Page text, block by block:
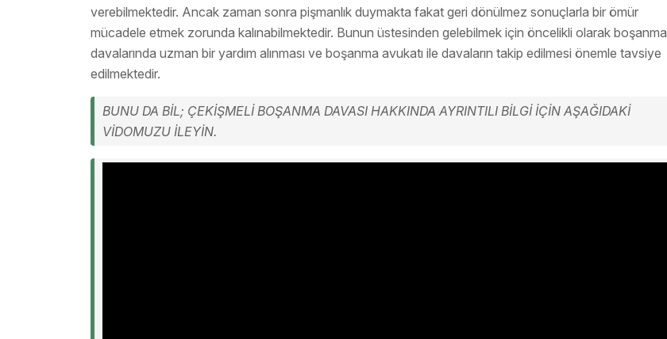
verebilmektedir. Ancak zaman sonra pişmanlık duymakta fakat geri dönülmez sonuçlarla bir ömür
mücadele etmek zorunda kalınabilmektedir. Bunun üstesinden gelebilmek için öncelikli olarak boşanma
davalarında uzman bir yardım alınması ve boşanma avukatı ile davaların takip edilmesi önemle tavsiye
edilmektedir.
BUNU DA BİL; ÇEKİŞMELİ BOŞANMA DAVASI HAKKINDA AYRINTILI BİLGİ İÇİN AŞAĞIDAKİ
VİDOMUZU İLEYİN.